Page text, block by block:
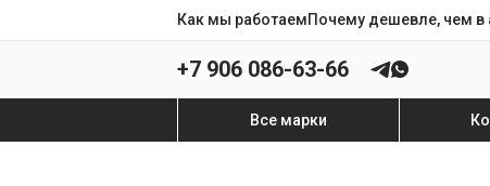
Как мы работаемПочему дешевле, чем в
+7 906 086-63-66
Все марки